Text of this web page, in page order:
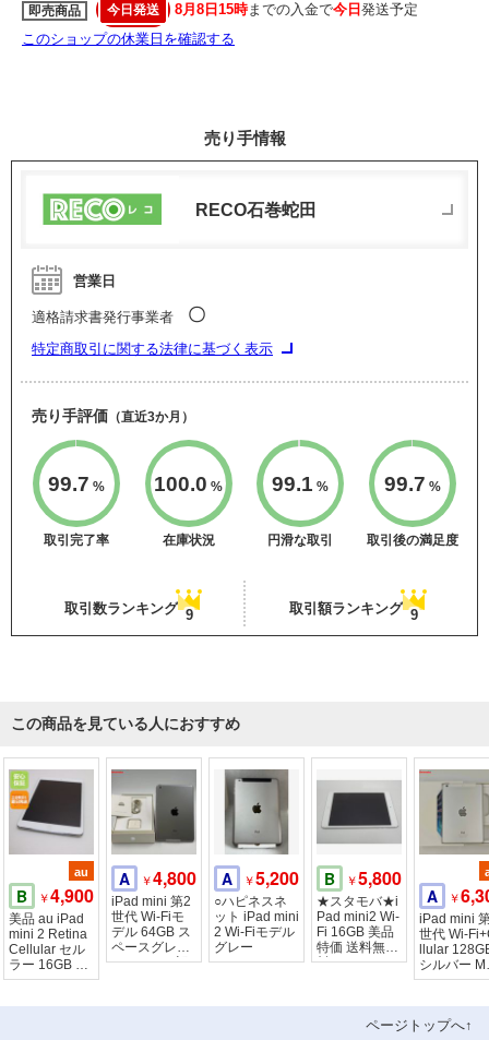
即売商品 今日発送 8月8日15時までの入金で今日 発送予定
このショップの休業日を確認する
売り手情報
RECO石巻蛇田
営業日
適格請求書発行事業者 〇
特定商取引に関する法律に基づく表示
売り手評価 （直近3か月）
99.7 %
取引完了率
100.0 %
在庫状況
99.1 %
円滑な取引
99.7 %
取引後の満足度
取引数ランキング 9 取引額ランキング 9
この商品を見ている人におすすめ
au
B ￥4,900
美品 au iPad
mini 2 Retina
Cellular セル
ラー 16GB シ
ルバー
A ￥4,800
iPad mini 第2
世代 Wi-Fiモ
デル 64GB ス
ペースグレイ
ME278J/A 訳
A ￥5,200
○ハピネスネ
ット iPad mini
2 Wi-Fiモデル
グレー
B ￥5,800
★スタモバ★i
Pad mini2 Wi-
Fi 16GB 美品
特価 送料無
料！
A ￥
iPad mini
世代 Wi-
llular
シルバー
40J/A
ページトップへ↑